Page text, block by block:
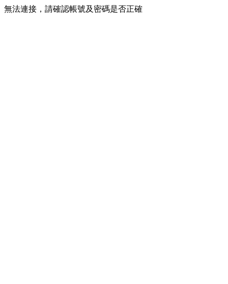
無法連接，請確認帳號及密碼是否正確